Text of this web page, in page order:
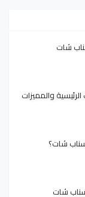
شات
والمميزات
شات؟
شات